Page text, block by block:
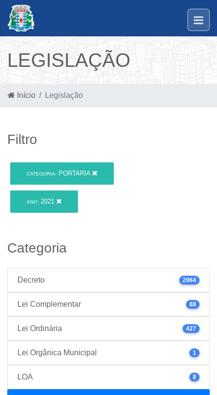
LEGISLAÇÃO
Início Legislação
Filtro
CATEGORIA: PORTARIA
ANO: 2021
Categoria
Decreto 2964
Lei Complementar 88
Lei Ordinária 427
Lei Orgânica Municipal 1
LOA 8